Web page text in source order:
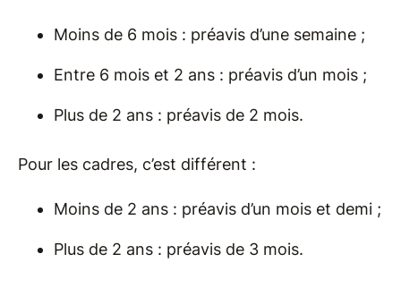
Moins de 6 mois : préavis d’une semaine ;
Entre 6 mois et 2 ans : préavis d’un mois ;
Plus de 2 ans : préavis de 2 mois.
Pour les cadres, c’est différent :
Moins de 2 ans : préavis d’un mois et demi ;
Plus de 2 ans : préavis de 3 mois.